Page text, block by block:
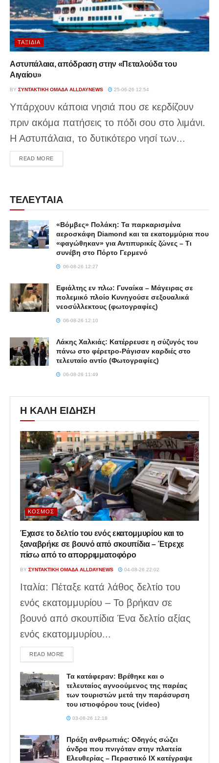
ΤΑΞΊΔΙΑ
Αστυπάλαια, απόδραση στην «Πεταλούδα του
Αιγαίου»
BY ΣΥΝΤΑΚΤΙΚΉ ΟΜΆΔΑ ALLDAYNEWS 25-06-26 12:54
Υπάρχουν κάποια νησιά που σε κερδίζουν
πριν ακόμα πατήσεις το πόδι σου στο λιμάνι.
Η Αστυπάλαια, το δυτικότερο νησί των...
READ MOREDETAILS
ΤΕΛΕΥΤΑΙΑ
«Βόμβες» Πολάκη: Τα παρκαρισμένα
αεροσκάφη Diamond και τα εκατομμύρια που
«φαγώθηκαν» για Αντιπυρικές ζώνες – Τι
συνέβη στο Πόρτο Γερμενό
06-08-26 12:27
Εφιάλτης εν πλω: Γυναίκα – Μάγειρας σε
πολεμικό πλοίο Κυνηγούσε σεξουαλικά
νεοσύλλεκτους (φωτογραφίες)
06-08-26 12:10
Λάκης Χαλκιάς: Κατέρρευσε η σύζυγός του
πάνω στο φέρετρο-Ράγισαν καρδιές στο
τελευταίο αντίο (Φωτογραφίες)
06-08-26 11:49
Η ΚΑΛΗ ΕΙΔΗΣΗ
ΚΌΣΜΟΣ
Έχασε το δελτίο του ενός εκατομμυρίου και το
ξαναβρήκε σε βουνό από σκουπίδια – Έτρεχε
πίσω από το απορριμματοφόρο
BY ΣΥΝΤΑΚΤΙΚΉ ΟΜΆΔΑ ALLDAYNEWS 04-08-26 22:02
Ιταλία: Πέταξε κατά λάθος δελτίο του
ενός εκατομμυρίου – Το βρήκαν σε
βουνό από σκουπίδια Ένα δελτίο αξίας
ενός εκατομμυρίου...
READ MOREDETAILS
Τα κατάφεραν: Βρέθηκε και ο
τελευταίος αγνοούμενος της παρέας
των τουριστών μετά την παράσυρση
του ιστιοφόρου τους (video)
03-08-26 12:18
Πράξη ανθρωπιάς: Οδηγός σώζει
άνδρα που πνιγόταν στην πλατεία
Ελευθερίας – Περαστικό ΙΧ κατέγραψε